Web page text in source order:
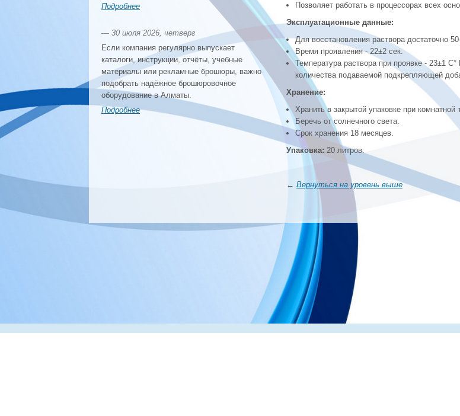
Подробнее
— 30 июля 2026, четверг
Если компания регулярно выпускает
каталоги, инструкции, отчёты, учебные
материалы или рекламные брошюры, важно
подобрать надёжное брошюровочное
оборудование в Алматы.
Подробнее
Позволяет работать в процессорах всех
Эксплуатационные данные:
Для восстановления раствора достаточно
Время проявления - 22±2 сек.
Температура раствора при проявке - 23±1
количества подаваемой подкрепляющей
Хранение:
Хранить в закрытой упаковке при
Беречь от солнечного света.
Срок хранения 18 месяцев.
Упаковка: 20 литров.
← Вернуться на уровень выше